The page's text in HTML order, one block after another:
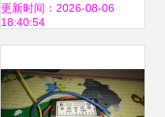
输电核心组件，精
更新时间：2026-08-06
18:40:54